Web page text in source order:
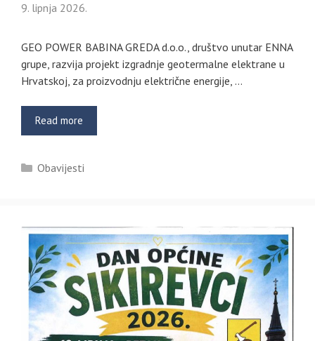
9. lipnja 2026.
GEO POWER BABINA GREDA d.o.o., društvo unutar ENNA
grupe, razvija projekt izgradnje geotermalne elektrane u
Hrvatskoj, za proizvodnju električne energije, …
Read more
Kategorije
Obavijesti